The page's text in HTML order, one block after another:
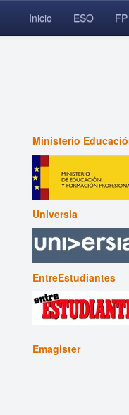
Inicio ESO FP
Ministerio
Universia
EntreEstudiantes
Emagister